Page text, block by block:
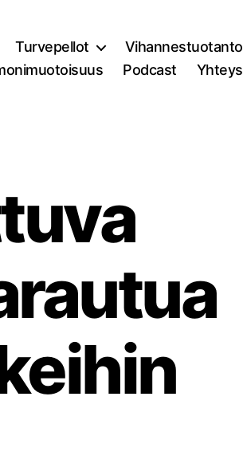
Turvepellot
Vihannestuotanto
Podcast Yhteys